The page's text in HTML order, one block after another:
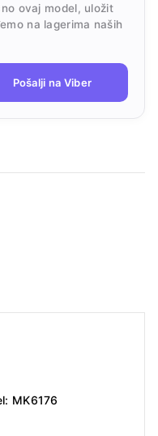
ovaj model, uložit
na lagerima naših
Pošalji na Viber
MK6176